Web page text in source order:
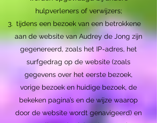
hulpverleners of verwijzers;
tijdens een bezoek van een betrokkene
aan de website van Audrey de Jong zijn
gegenereerd, zoals het IP-adres, het
surfgedrag op de website (zoals
gegevens over het eerste bezoek,
vorige bezoek en huidige bezoek, de
bekeken pagina’s en de wijze waarop
door de website wordt genavigeerd) en